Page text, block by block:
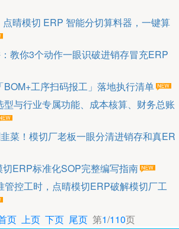
晴模切 ERP 智能分切算料器，一键算
教你3个动作一眼识破进销存冒充ERP
工序扫码报工」落地执行清单
与行业专属功能、成本核算、财务总账
菜！模切厂老板一眼分清进销存和真ER
ERP标准化SOP完整编写指南
管控工时，点晴模切ERP破解模切厂工
页 上页 下页 尾页第1/110页